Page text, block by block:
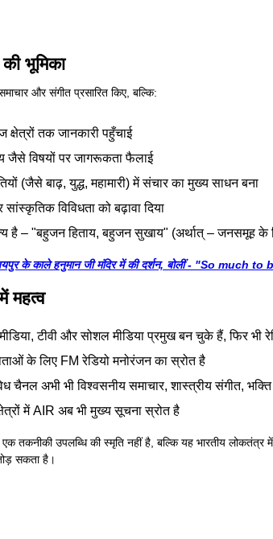
भूमिका
और संगीत प्रसारित किए, बल्कि:
क्षेत्रों तक जानकारी पहुँचाई
जैसे विषयों पर जागरूकता फैलाई
(जैसे बाढ़, युद्ध, महामारी) में संचार का मुख्य साधन बना
विविधता को बढ़ावा दिया
है – "बहुजन हिताय, बहुजन सुखाय" (अर्थात् – जनसमूह के
के काले हनुमान जी मंदिर में की दर्शन, बोलीं - "So much
महत्व
टीवी और सोशल मीडिया प्रमुख बन चुके हैं, फिर भी
के लिए FM रेडियो मनोरंजन का स्रोत है
चैनल अभी भी विश्वसनीय समाचार, शास्त्रीय संगीत,
में AIR अब भी मुख्य सूचना स्रोत है
एक तकनीकी उपलब्धि की स्मृति नहीं है, बल्कि यह भारतीय
सकता है।